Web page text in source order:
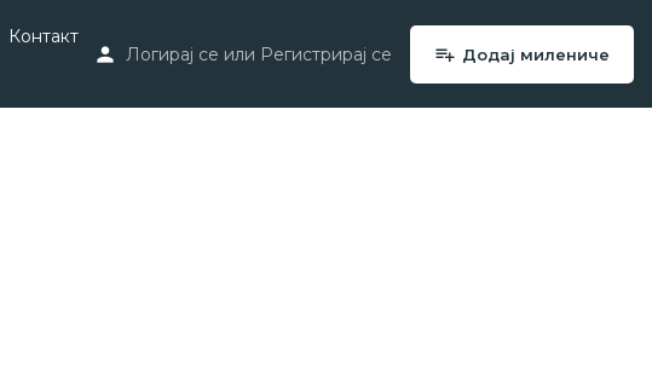
Контакт
Логирај се или Регистрирај се Додај милениче